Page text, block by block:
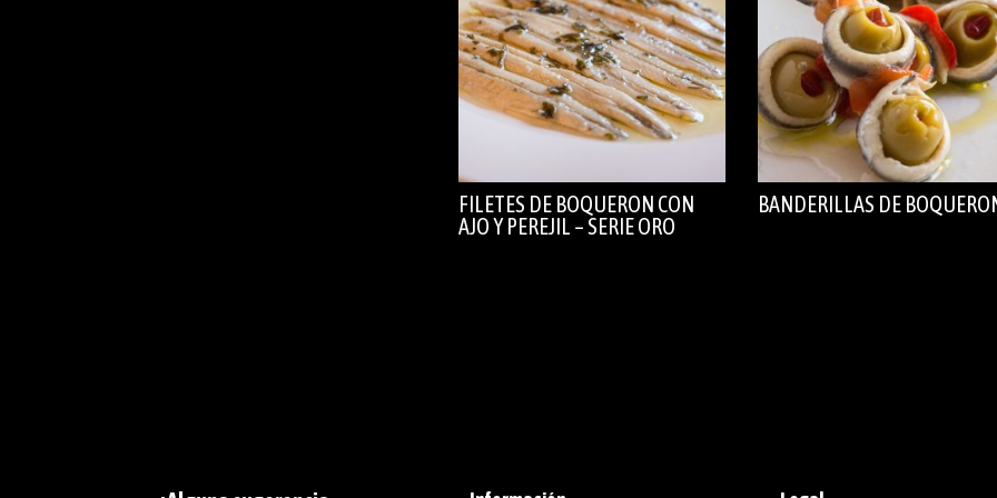
FILETES DE BOQUERON CON
AJO Y PEREJIL – SERIE ORO
BANDERILLAS DE